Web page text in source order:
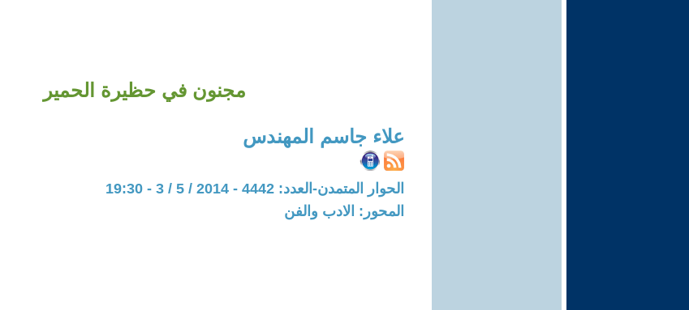
مجنون في حظيرة الحمير
علاء جاسم المهندس
الحوار المتمدن-العدد: 4442 - 2014 / 5 / 3 - 19:30
المحور: الادب والفن